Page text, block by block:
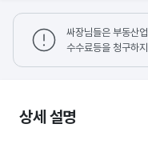
싸장님들은 부동산
수수료등을 청구하
상세 설명